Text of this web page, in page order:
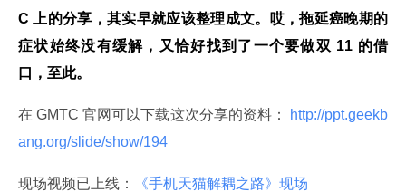
C 上的分享，其实早就应该整理成文。哎，拖延癌晚期的
症状始终没有缓解，又恰好找到了一个要做双 11 的借
口，至此。
在 GMTC 官网可以下载这次分享的资料：
http://ppt.geekb
ang.org/slide/show/194
现场视频已上线： 《手机天猫解耦之路》现场